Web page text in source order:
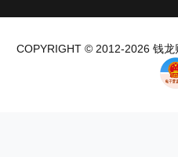
COPYRIGHT © 2012-2026 钱龙